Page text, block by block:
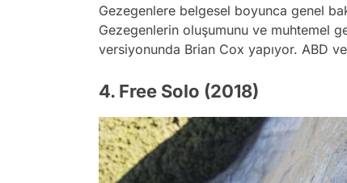
Gezegenlere belgesel boyunca genel
Gezegenlerin oluşumunu ve muhtemel
versiyonunda Brian Cox yapıyor. ABD
4. Free Solo (2018)